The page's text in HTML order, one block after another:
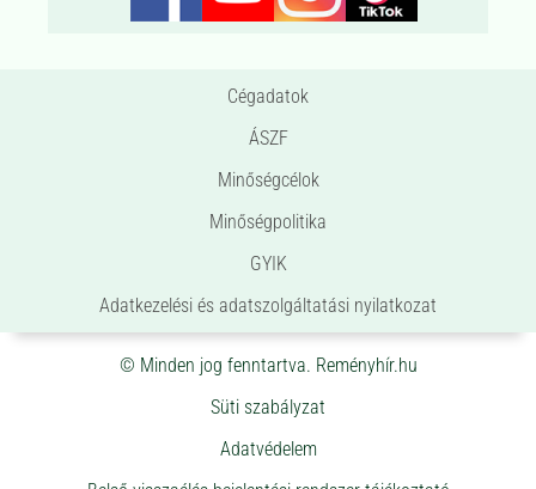
Cégadatok
ÁSZF
Minőségcélok
Minőségpolitika
GYIK
Adatkezelési és adatszolgáltatási nyilatkozat
© Minden jog fenntartva. Reményhír.hu
Süti szabályzat
Adatvédelem